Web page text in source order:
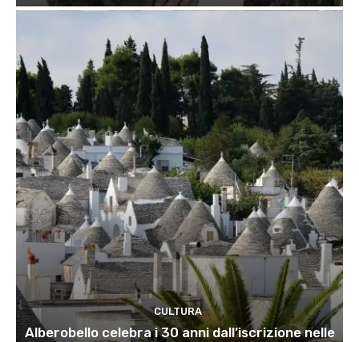
CULTURA
Alberobello celebra i 30 anni dall’iscrizione nelle